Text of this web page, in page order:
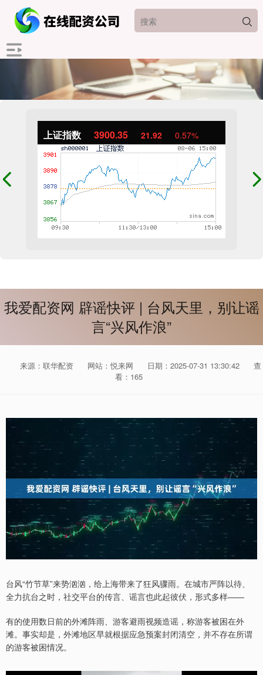
上证指数 3900.35 21.92 0.57%
我爱配资网 辟谣快评 | 台风天里，别让谣
言“兴风作浪”
来源：联华配资 网站：悦来网 日期：2025-07-31 13:30:42
查
看：165
台风“竹节草”来势汹汹，给上海带来了狂风骤雨。在城市严阵以待、
全力抗台之时，社交平台的传言、谣言也此起彼伏，形式多样——
有的使用数日前的外滩阵雨、游客避雨视频造谣，称游客被困在外
滩。事实却是，外滩地区早就根据应急预案封闭清空，并不存在所谓
的游客被困情况。